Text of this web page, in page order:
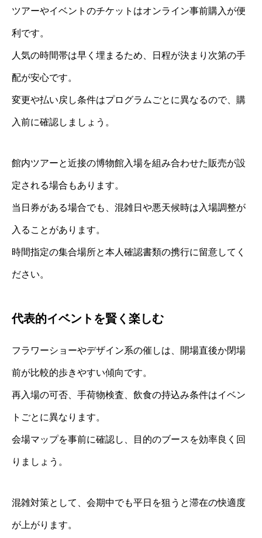
ツアーやイベントのチケットはオンライン事前購入が便
利です。
人気の時間帯は早く埋まるため、日程が決まり次第の手
配が安心です。
変更や払い戻し条件はプログラムごとに異なるので、購
入前に確認しましょう。
館内ツアーと近接の博物館入場を組み合わせた販売が設
定される場合もあります。
当日券がある場合でも、混雑日や悪天候時は入場調整が
入ることがあります。
時間指定の集合場所と本人確認書類の携行に留意してく
ださい。
代表的イベントを賢く楽しむ
フラワーショーやデザイン系の催しは、開場直後か閉場
前が比較的歩きやすい傾向です。
再入場の可否、手荷物検査、飲食の持込み条件はイベン
トごとに異なります。
会場マップを事前に確認し、目的のブースを効率良く回
りましょう。
混雑対策として、会期中でも平日を狙うと滞在の快適度
が上がります。